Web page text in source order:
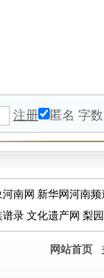
注册 匿名 字数
南网 新华网河南频
谱录 文化遗产网 梨
网站首页